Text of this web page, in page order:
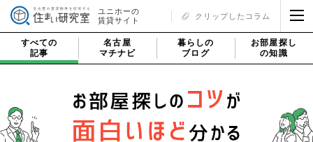
ユニホーの
賃貸サイト
クリップしたコラム
すべての
記事
名古屋
マチナビ
暮らしの
ブログ
お部屋探し
の知識